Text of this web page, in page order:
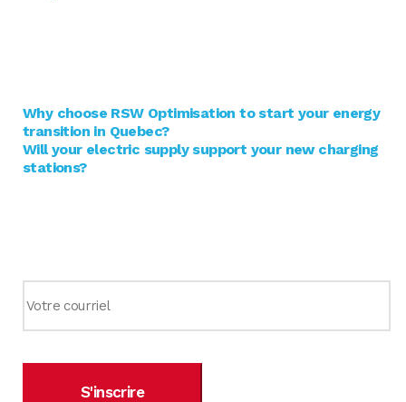
Why choose RSW Optimisation to start your energy
transition in Quebec?
Will your electric supply support your new charging
stations?